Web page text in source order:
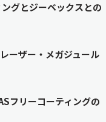
グとジーベックスとの
ーザー・メガジュール
フリーコーティングの